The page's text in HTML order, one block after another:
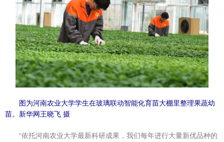
图为河南农业大学学生在玻璃联动智能化育苗大棚里整理果蔬幼
苗。新华网王晓飞 摄
“依托河南农业大学最新科研成果，我们每年进行大量新优品种的